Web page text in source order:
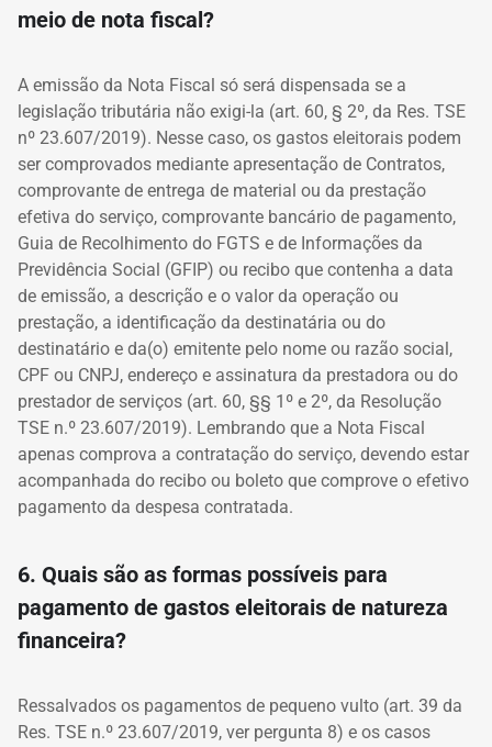
meio de nota fiscal?
A emissão da Nota Fiscal só será dispensada se a
legislação tributária não exigi-la (art. 60, § 2º, da Res. TSE
nº 23.607/2019). Nesse caso, os gastos eleitorais podem
ser comprovados mediante apresentação de Contratos,
comprovante de entrega de material ou da prestação
efetiva do serviço, comprovante bancário de pagamento,
Guia de Recolhimento do FGTS e de Informações da
Previdência Social (GFIP) ou recibo que contenha a data
de emissão, a descrição e o valor da operação ou
prestação, a identificação da destinatária ou do
destinatário e da(o) emitente pelo nome ou razão social,
CPF ou CNPJ, endereço e assinatura da prestadora ou do
prestador de serviços (art. 60, §§ 1º e 2º, da Resolução
TSE n.º 23.607/2019). Lembrando que a Nota Fiscal
apenas comprova a contratação do serviço, devendo estar
acompanhada do recibo ou boleto que comprove o efetivo
pagamento da despesa contratada.
6. Quais são as formas possíveis para
pagamento de gastos eleitorais de natureza
financeira?
Ressalvados os pagamentos de pequeno vulto (art. 39 da
Res. TSE n.º 23.607/2019, ver pergunta 8) e os casos